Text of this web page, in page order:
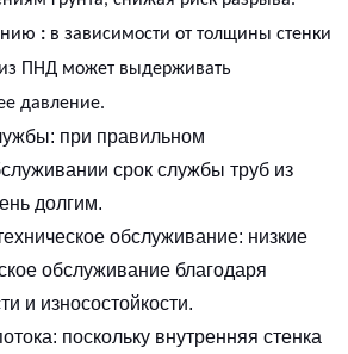
: в зависимости от толщины стенки
из ПНД может выдерживать
давление.
при правильном
срок службы труб из
долгим.
обслуживание: низкие
обслуживание благодаря
и износостойкости.
поскольку внутренняя стенка